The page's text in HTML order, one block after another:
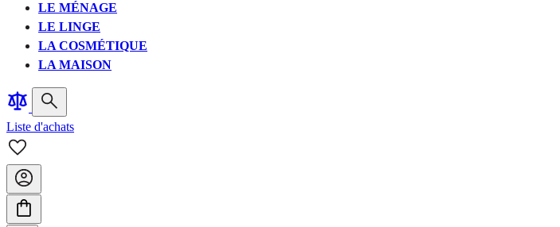
LE MÉNAGE
LE LINGE
LA COSMÉTIQUE
LA MAISON
Liste d'achats